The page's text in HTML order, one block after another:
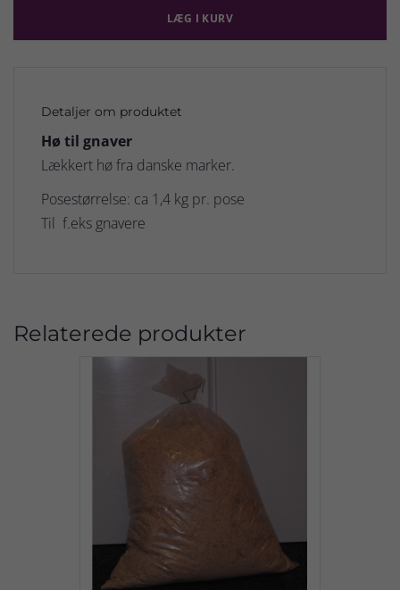
LÆG I KURV
Detaljer om produktet
Hø til gnaver
Lækkert hø fra danske marker.
Posestørrelse: ca 1,4 kg pr. pose
Til f.eks gnavere
Relaterede produkter